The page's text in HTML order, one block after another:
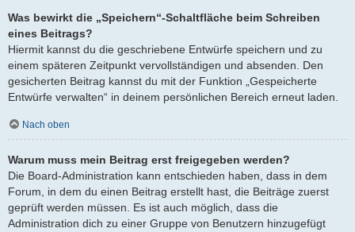
Was bewirkt die „Speichern“-Schaltfläche beim Schreiben
eines Beitrags?
Hiermit kannst du die geschriebene Entwürfe speichern und zu
einem späteren Zeitpunkt vervollständigen und absenden. Den
gesicherten Beitrag kannst du mit der Funktion „Gespeicherte
Entwürfe verwalten“ in deinem persönlichen Bereich erneut laden.
Nach oben
Warum muss mein Beitrag erst freigegeben werden?
Die Board-Administration kann entschieden haben, dass in dem
Forum, in dem du einen Beitrag erstellt hast, die Beiträge zuerst
geprüft werden müssen. Es ist auch möglich, dass die
Administration dich zu einer Gruppe von Benutzern hinzugefügt